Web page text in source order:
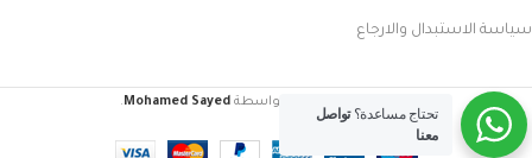
سياسة الاستبدال والارجاع
تم إنشاؤه بواسطةMohamed Sayed
.
تحتاج مساعدة؟تواصل
معنا